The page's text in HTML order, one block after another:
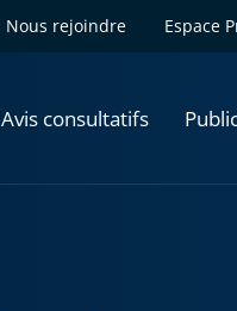
Nous rejoindre Espace
Avis consultatifs